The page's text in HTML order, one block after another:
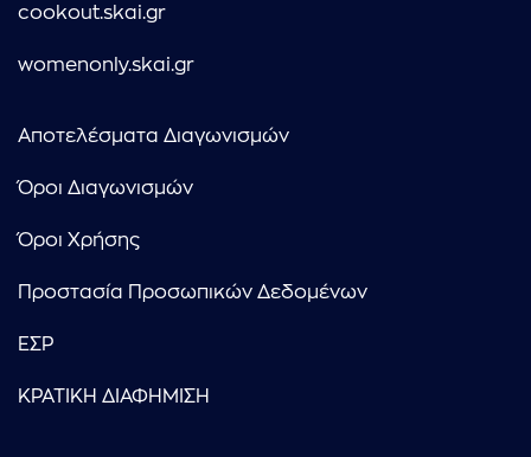
cookout.skai.gr
womenonly.skai.gr
Αποτελέσματα Διαγωνισμών
Όροι Διαγωνισμών
Όροι Χρήσης
Προστασία Προσωπικών Δεδομένων
ΕΣΡ
ΚΡΑΤΙΚΗ ΔΙΑΦΗΜΙΣΗ